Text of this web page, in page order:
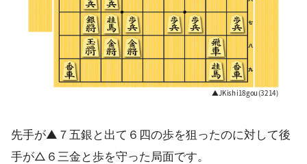
先手が▲７五銀と出て６四の歩を狙ったのに対して後
手が△６三金と歩を守った局面です。